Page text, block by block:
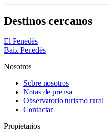
Destinos cercanos
El Penedès
Baix Penedès
Nosotros
Sobre nosotros
Notas de prensa
Observatorio turismo rural
Contactar
Propietarios